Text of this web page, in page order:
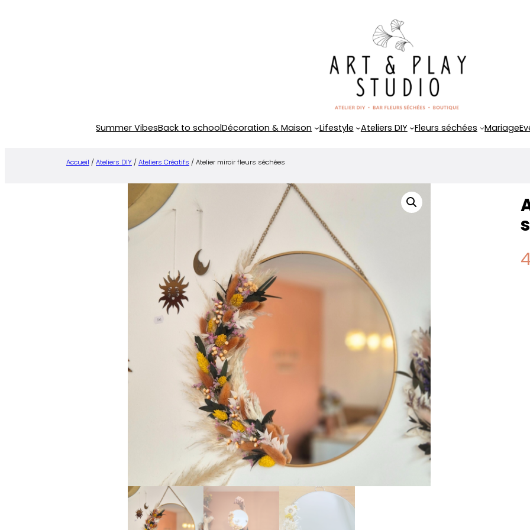
Summer VibesBack to schoolDécoration & Maison Lifestyle Ateliers DIY Fleurs séchées Mariage
Accueil /Ateliers DIY /Ateliers Créatifs / Atelier miroir fleurs séchées